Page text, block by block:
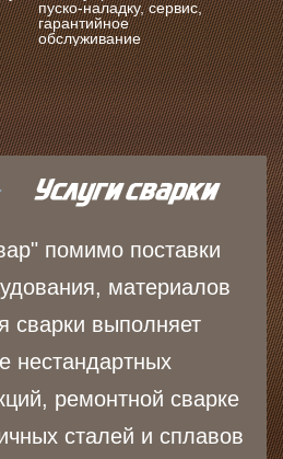
пуско-наладку, сервис,
гарантийное
обслуживание
помимо поставки
материалов
сварки выполняет
нестандартных
ремонтной сварке
сталей и сплавов